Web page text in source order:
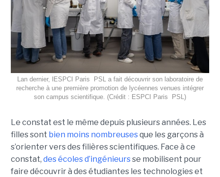
Lan dernier, lESPCI Paris  PSL a fait découvrir son laboratoire de
recherche à une première promotion de lycéennes venues intégrer
son campus scientifique. (Crédit : ESPCI Paris  PSL)
Le constat est le même depuis plusieurs années. Les
filles sont bien moins nombreusesque les garçons à
s’orienter vers des filières scientifiques. Face à ce
constat, des écoles d’ingénieursse mobilisent pour
faire découvrir à des étudiantes les technologies et